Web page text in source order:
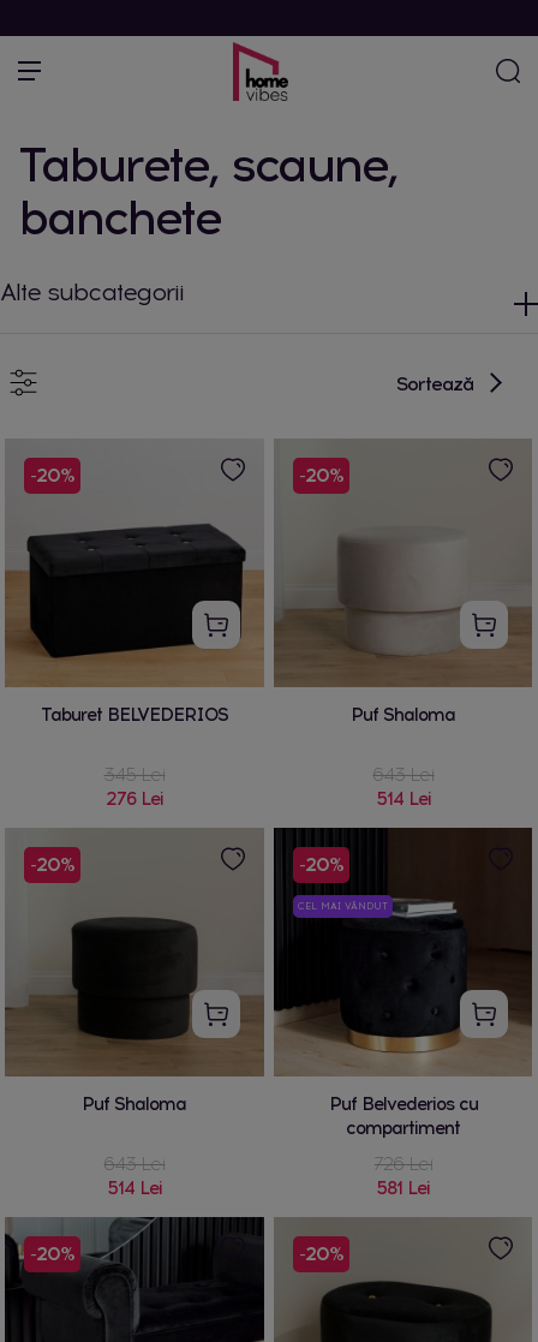
Taburete, scaune,
banchete
Alte subcategorii
Sortează
-20%
Taburet BELVEDERIOS
345 Lei
276 Lei
-20%
Puf Shaloma
643 Lei
514 Lei
-20%
Puf Shaloma
643 Lei
514 Lei
-20%
CEL MAI VÂNDUT
Puf Belvederios cu
compartiment
726 Lei
581 Lei
-20% -20%